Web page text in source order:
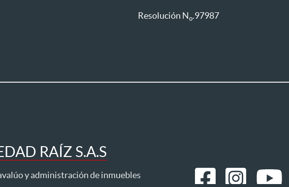
Resolución No.97987
RAÍZ S.A.S
y administración de inmuebles